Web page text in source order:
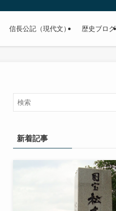
ます。
信長公記（現代文） 歴史ブログ
新着記事